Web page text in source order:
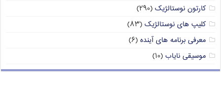
کارتون نوستالژیک (۲۹۰)
کلیپ های نوستالژیک (۸۳)
معرفی برنامه های آینده (۶)
موسیقی نایاب (۱۰)